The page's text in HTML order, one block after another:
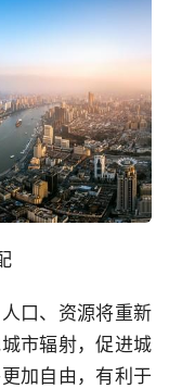
口、资源将重新
市辐射，促进城
加自由，有利于